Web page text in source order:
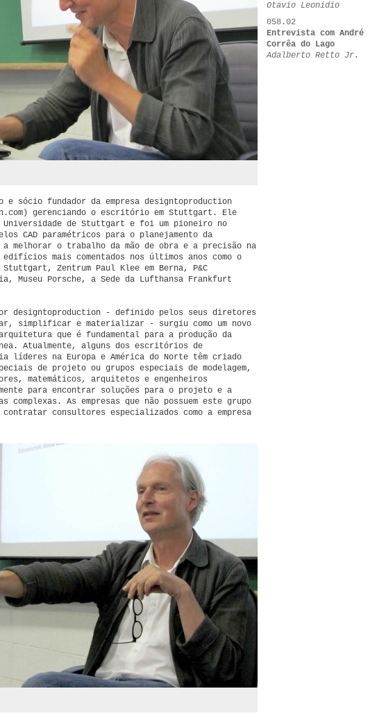
sócio fundador da empresa designtoproduction
gerenciando o escritório em Stuttgart. Ele
Universidade de Stuttgart e foi um pioneiro no
CAD paramétricos para o planejamento da
melhorar o trabalho da mão de obra e a precisão na
edifícios mais comentados nos últimos anos como o
Stuttgart, Zentrum Paul Klee em Berna, P&C
Museu Porsche, a Sede da Lufthansa Frankfurt
designtoproduction - definido pelos seus diretores
simplificar e materializar - surgiu como um novo
que é fundamental para a produção da
Atualmente, alguns dos escritórios de
líderes na Europa e América do Norte têm criado
de projeto ou grupos especiais de modelagem,
matemáticos, arquitetos e engenheiros
para encontrar soluções para o projeto e a
complexas. As empresas que não possuem este grupo
consultores especializados como a empresa
Otavio Leonidio
058.02
Entrevista com André
Corrêa do Lago
Adalberto Retto Jr.